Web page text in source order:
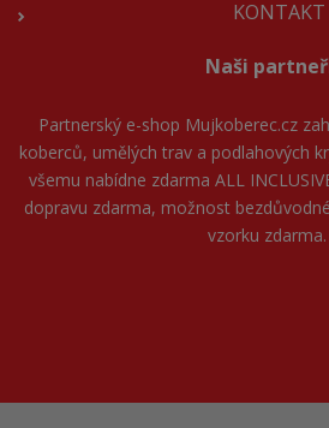
KONTAKT
Naši
Partnerský e-shop Mujkoberec.cz
koberců, umělých trav a podlahových
všemu nabídne zdarma ALL
dopravu zdarma, možnost
vzorku zdarma.